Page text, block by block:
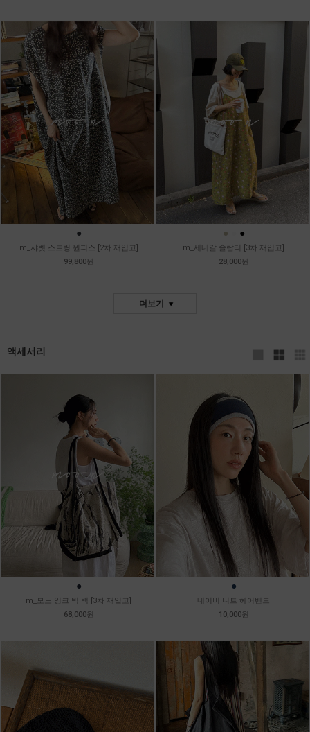
●
m_샤벳 스트링 원피스 [2차 재입고]
99,800원
● ●
m_세네갈 슬랍티 [3차 재입고]
28,000원
더보기
액세서리
●
m_모노 잉크 빅 백 [3차 재입고]
68,000원
●
네이비 니트 헤어밴드
10,000원